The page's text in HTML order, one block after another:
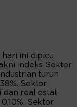
hari ini dipicu
indeks Sektor
turun
Sektor
dan real estat
Sektor